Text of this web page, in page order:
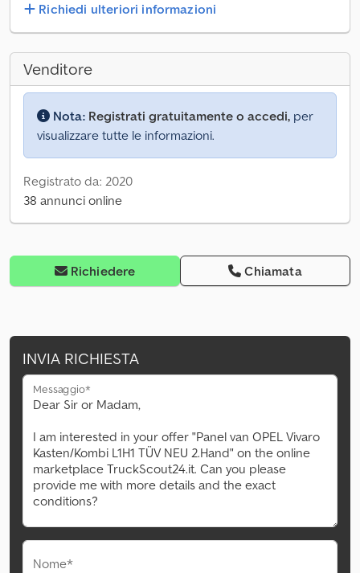
Richiedi ulteriori informazioni
Venditore
Nota: Registrati gratuitamente o accedi, per
visualizzare tutte le informazioni.
Registrato da: 2020
38 annunci online
Richiedere Chiamata
INVIA RICHIESTA
Messaggio*
Nome*